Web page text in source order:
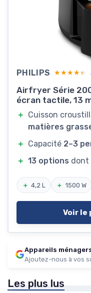
PHILIPS ★★★★★
★★★★★
Airfryer Série
écran tactile, 13
＋ Cuisson
matières
＋ Capacité 2–3
＋ 13 options dont
＋ 4,2 L ＋ 1500 W
Voir le
Appareils
Ajoutez-nous à vos
Les plus lus